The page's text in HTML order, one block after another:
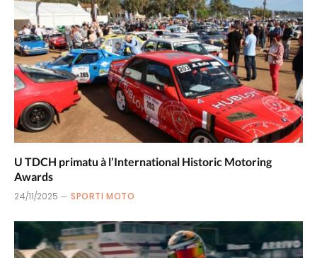
U TDCH primatu à l’International Historic Motoring
Awards
24/11/2025 SPORTI MOTO